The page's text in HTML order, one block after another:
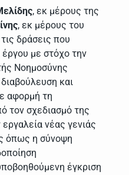
, εκ μέρους της
, εκ μέρους του
δράσεις που
έργου με στόχο την
Νοημοσύνης
και
αφορμή τη
τον σχεδιασμό της
νέας γενιάς
όπως η σύνοψη
έγκριση